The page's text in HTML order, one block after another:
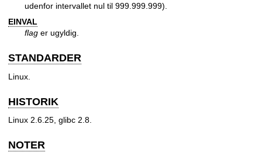
udenfor intervallet nul til 999.999.999).
EINVAL
flag er ugyldig.
STANDARDER
Linux.
HISTORIK
Linux 2.6.25, glibc 2.8.
NOTER